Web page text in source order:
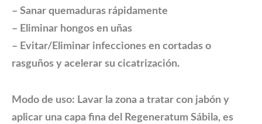
– Sanar quemaduras rápidamente
– Eliminar hongos en uñas
– Evitar/Eliminar infecciones en cortadas o
rasguños y acelerar su cicatrización.
Modo de uso: Lavar la zona a tratar con jabón y
aplicar una capa fina del Regeneratum Sábila, es